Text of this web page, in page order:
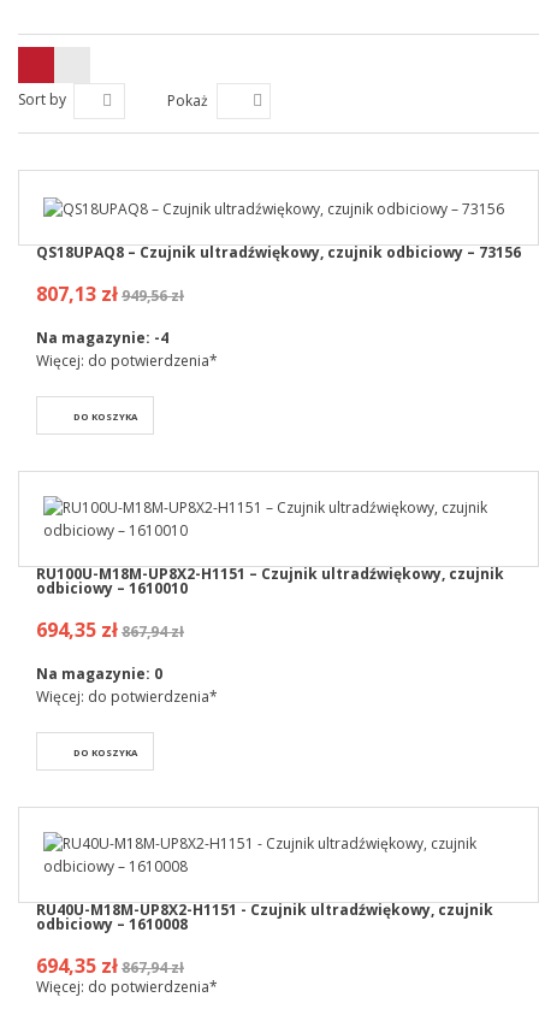
Sort by Pokaż
QS18UPAQ8 – Czujnik ultradźwiękowy, czujnik odbiciowy – 73156
807,13 zł949,56 zł
Na magazynie: -4
Więcej: do potwierdzenia*
DO KOSZYKA
RU100U-M18M-UP8X2-H1151 – Czujnik ultradźwiękowy, czujnik
odbiciowy – 1610010
694,35 zł867,94 zł
Na magazynie: 0
Więcej: do potwierdzenia*
DO KOSZYKA
RU40U-M18M-UP8X2-H1151 - Czujnik ultradźwiękowy, czujnik
odbiciowy – 1610008
694,35 zł867,94 zł
Więcej: do potwierdzenia*